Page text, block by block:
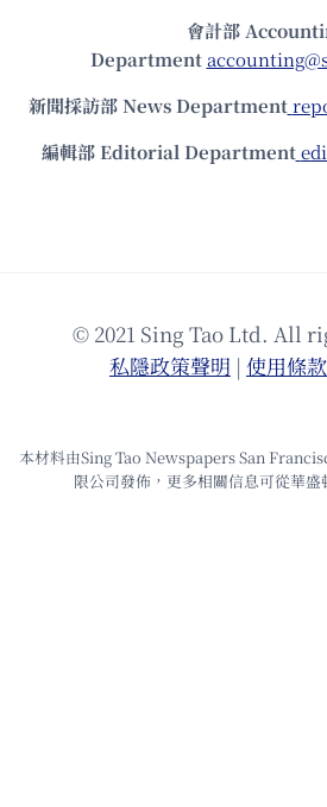
會計部
Department
新聞採訪部 News Department
編輯部 Editorial Department
© 2021 Sing Tao Ltd. All
私隱政策聲明 | 使⽤條款
本材料由Sing Tao Newspapers San
限公司發佈，更多相關信息可從華盛